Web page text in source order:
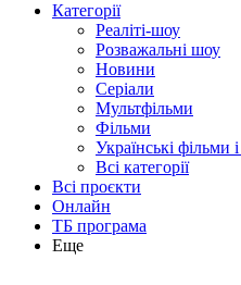
Категорії
Реаліті-шоу
Розважальні шоу
Новини
Серіали
Мультфільми
Фільми
Українські фільми
Всі категорії
Всі проєкти
Онлайн
ТБ програма
Еще